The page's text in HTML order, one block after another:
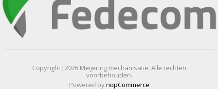
Copyright ; 2026 Meijering mechanisatie. Alle rechten
voorbehouden.
Powered bynopCommerce